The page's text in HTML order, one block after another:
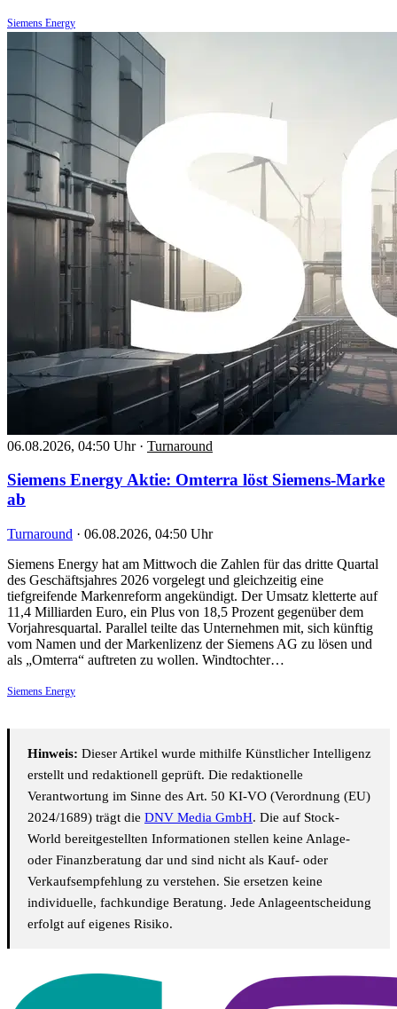
Siemens Energy
06.08.2026, 04:50 Uhr · Turnaround
Siemens Energy Aktie: Omterra löst Siemens-Marke
ab
Turnaround · 06.08.2026, 04:50 Uhr
Siemens Energy hat am Mittwoch die Zahlen für das dritte Quartal
des Geschäftsjahres 2026 vorgelegt und gleichzeitig eine
tiefgreifende Markenreform angekündigt. Der Umsatz kletterte auf
11,4 Milliarden Euro, ein Plus von 18,5 Prozent gegenüber dem
Vorjahresquartal. Parallel teilte das Unternehmen mit, sich künftig
vom Namen und der Markenlizenz der Siemens AG zu lösen und
als „Omterra“ auftreten zu wollen. Windtochter…
Siemens Energy
Hinweis: Dieser Artikel wurde mithilfe Künstlicher Intelligenz
erstellt und redaktionell geprüft. Die redaktionelle
Verantwortung im Sinne des Art. 50 KI-VO (Verordnung (EU)
2024/1689) trägt die DNV Media GmbH. Die auf Stock-
World bereitgestellten Informationen stellen keine Anlage-
oder Finanzberatung dar und sind nicht als Kauf- oder
Verkaufsempfehlung zu verstehen. Sie ersetzen keine
individuelle, fachkundige Beratung. Jede Anlageentscheidung
erfolgt auf eigenes Risiko.